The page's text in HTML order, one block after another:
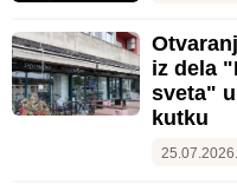
iz dela
sveta"
kutku
25.07.2026.